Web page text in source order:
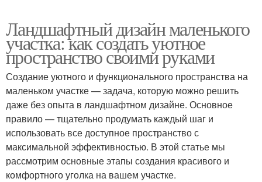
Ландшафтный дизайн маленького
участка: как создать уютное
пространство своими руками
Создание уютного и функционального пространства на
маленьком участке — задача, которую можно решить
даже без опыта в ландшафтном дизайне. Основное
правило — тщательно продумать каждый шаг и
использовать все доступное пространство с
максимальной эффективностью. В этой статье мы
рассмотрим основные этапы создания красивого и
комфортного уголка на вашем участке.